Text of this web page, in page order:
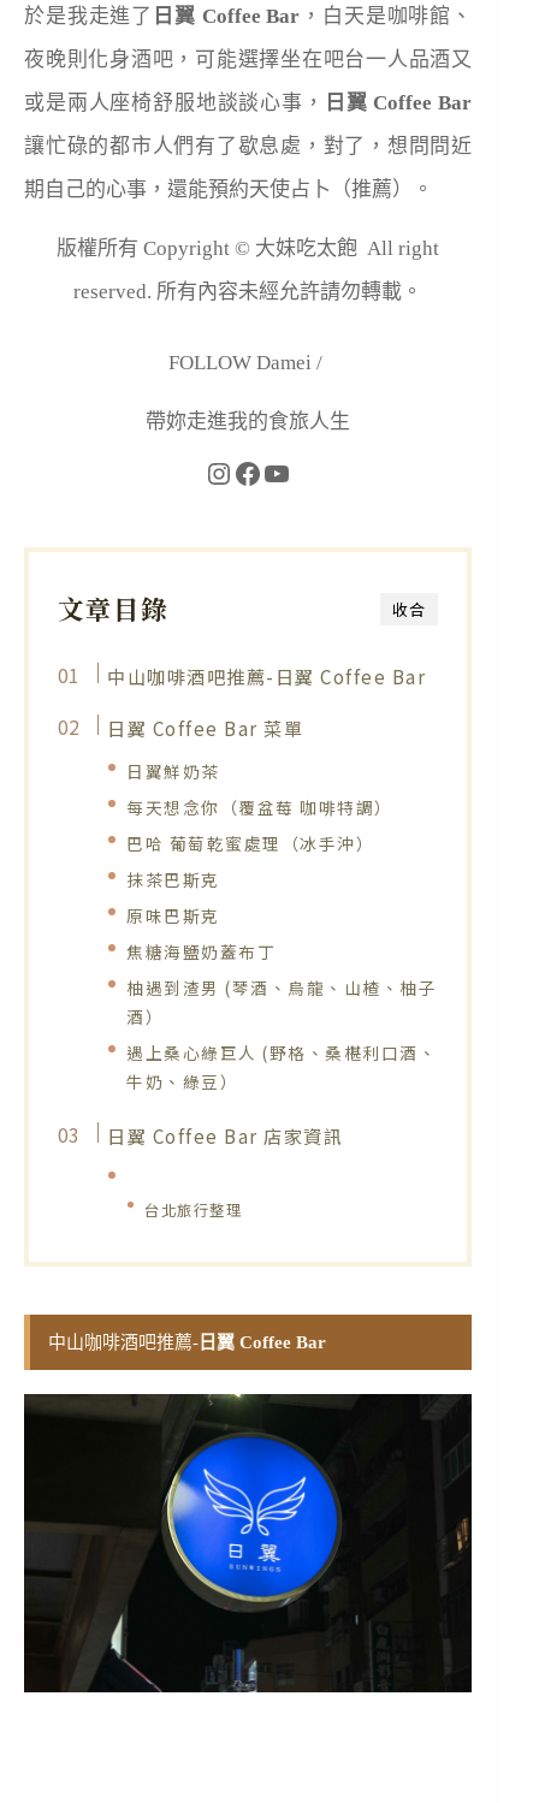
於是我走進了 日翼 Coffee Bar ，白天是咖啡館、
夜晚則化身酒吧，可能選擇坐在吧台一人品酒又
或是兩人座椅舒服地談談心事，
日翼 Coffee Bar
讓忙碌的都市人們有了歇息處，對了，想問問近
期自己的心事，還能預約天使占卜（推薦）。
版權所有 Copyright © 大妹吃太飽 All right
reserved. 所有內容未經允許請勿轉載。
FOLLOW Damei /
帶妳走進我的食旅人生
收合
文章目錄
中山咖啡酒吧推薦-日翼 Coffee Bar
日翼 Coffee Bar 菜單
日翼鮮奶茶
每天想念你（覆盆莓 咖啡特調）
巴哈 葡萄乾蜜處理（冰手沖）
抹茶巴斯克
原味巴斯克
焦糖海鹽奶蓋布丁
柚遇到渣男 (琴酒、烏龍、山楂、柚子
酒）
遇上桑心綠巨人 (野格、桑椹利口酒、
牛奶、綠豆）
日翼 Coffee Bar 店家資訊
台北旅行整理
中山咖啡酒吧推薦- 日翼 Coffee Bar